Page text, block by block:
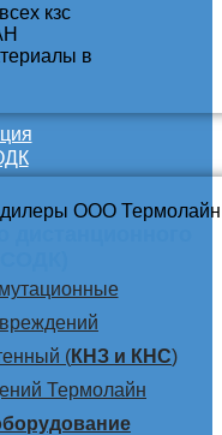
(КНЗ и КНС)
Термолайн